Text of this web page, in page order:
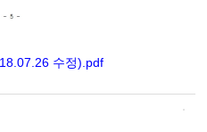
수정).pdf